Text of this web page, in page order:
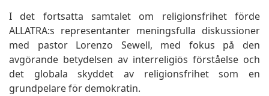
I det fortsatta samtalet om religionsfrihet förde
ALLATRA:s representanter meningsfulla diskussioner
med pastor Lorenzo Sewell, med fokus på den
avgörande betydelsen av interreligiös förståelse och
det globala skyddet av religionsfrihet som en
grundpelare för demokratin.